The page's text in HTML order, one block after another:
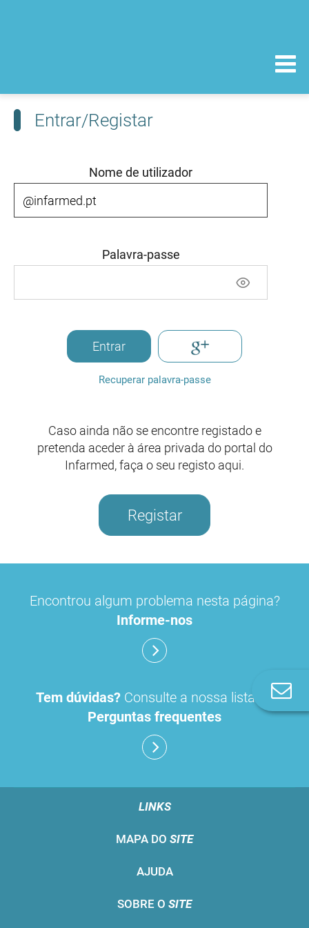
Entrar/Registar
Nome de utilizador
Palavra-passe
Entrar
Recuperar palavra-passe
Caso ainda não se encontre registado e
pretenda aceder à área privada do portal do
Infarmed, faça o seu registo aqui.
Registar
Encontrou algum problema nesta página?
Informe-nos
Tem dúvidas? Consulte a nossa lista de
Perguntas frequentes
LINKS
MAPA DO SITE
AJUDA
SOBRE O SITE